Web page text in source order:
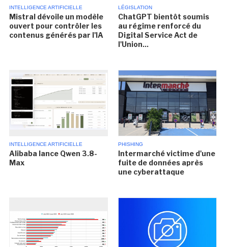
INTELLIGENCE ARTIFICIELLE
Mistral dévoile un modèle
ouvert pour contrôler les
contenus générés par l'IA
LÉGISLATION
ChatGPT bientôt soumis
au régime renforcé du
Digital Service Act de
l'Union...
INTELLIGENCE ARTIFICIELLE
Alibaba lance Qwen 3.8-
Max
PHISHING
Intermarché victime d'une
fuite de données après
une cyberattaque